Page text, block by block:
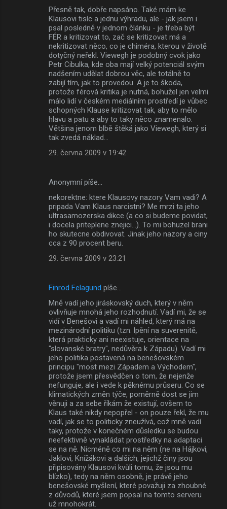
Přesně tak, dobře napsáno. Také mám ke
Klausovi tisíc a jednu výhradu, ale - jak jsem i
psal posledně v jednom článku - je třeba být
FÉR a kritizovat to, zač se kritizovat má a
nekritizovat něco, co je chiméra, kterou v životě
dotyčný neřekl. Viewegh je podobný cvok jako
Petr Cibulka, kde oba mají velký potenciál svým
nadšením udělat dobrou věc, ale totálně to
zabijí tím, jak to provedou. A je to škoda,
protože férová kritika je nutná, bohužel jen velmi
málo lidí v českém mediálním prostředí je vůbec
schopných Klause kritizovat tak, aby to mělo
hlavu a patu a aby to taky něco znamenalo.
Většina jenom blbě štěká jako Viewegh, který si
tak zvedá náklad...
29. června 2009 v 19:42
Anonymní píše…
nekorektne: ktere Klausovy nazory Vam vadi? A
pripada Vam Klaus narcistni? Me mrzi ta jeho
ultrasamozerska dikce (a co si budeme povidat,
i docela priteplene znejici...). To mi bohuzel brani
ho skutecne obdivovat. Jinak jeho nazory a ciny
cca z 90 procent beru.
29. června 2009 v 23:21
Finrod Felagund píše…
Mně vadí jeho jiráskovský duch, který v něm
ovlivňuje mnohá jeho rozhodnutí. Vadí mi, že se
vidí v Benešovi a vadí mi náhled, který má na
mezinárodní politiku (tzn. lpění na suverenitě,
která prakticky ani neexistuje, orientace na
"slovanské bratry", nedůvěra k Západu). Vadí mi
jeho politika postavená na benešovském
principu "most mezi Západem a Východem",
protože jsem přesvědčen o tom, že nejenže
nefunguje, ale i vede k pěknému průseru. Co se
klimatických změn týče, poměrně dost se jim
věnuji a za sebe říkám že existují, ovšem to
Klaus také nikdy nepopřel - on pouze řekl, že mu
vadí, jak se to politicky zneužívá, což mně vadí
taky, protože v konečném důsledku se budou
neefektivně vynakládat prostředky na adaptaci
se na ně. Nicméně co mi na něm (ne na Hájkovi,
Jaklovi, Knížákovi a dalších, jejichž činy jsou
připisovány Klausovi kvůli tomu, že jsou mu
blízko), tedy na něm osobně, je právě jeho
benešovské myšlení, které považuji za zhoubné
z důvodů, které jsem popsal na tomto serveru
už mnohokrát.